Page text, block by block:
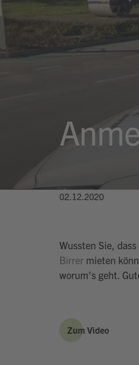
02.12.2020
Wussten Sie,
Birrermieten
worum’s geht.
Zum Video